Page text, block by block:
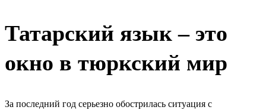
Татарский язык – это
окно в тюркский мир
За последний год серьезно обострилась ситуация с